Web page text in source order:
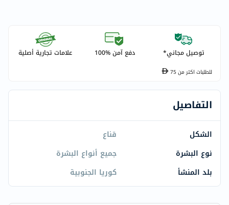
توصيل مجاني* دفع آمن %100 علامات تجارية أصلية
للطلبات اكتر من75
التفاصيل
الشكل
قناع
نوع البشرة
جميع أنواع البشرة
بلد المنشأ
كوريا الجنوبية